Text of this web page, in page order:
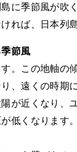
に季節風が吹
れば、日本列
節風
。この地軸の
、遠くの時期
が近くなり、
低くなります